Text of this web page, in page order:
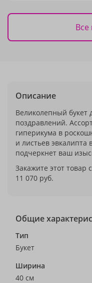
Все
Описание
Великолепный
поздравлений.
гиперикума в
и листьев эвкалипта
подчеркнет ваш
Закажите этот товар
11 070 руб.
Общие
Тип
Букет
Ширина
40 см